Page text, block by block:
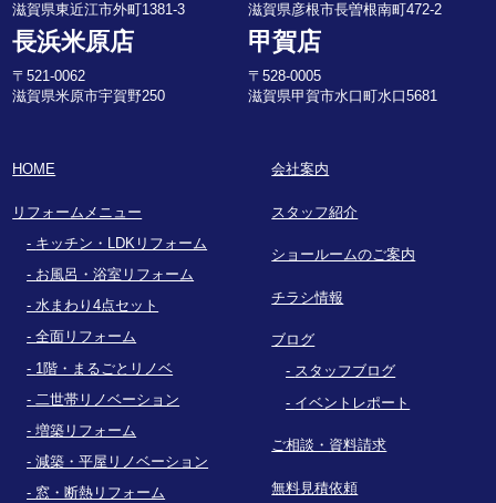
滋賀県東近江市外町1381-3
滋賀県彦根市長曽根南町472-2
長浜米原店
〒521-0062
滋賀県米原市宇賀野250
甲賀店
〒528-0005
滋賀県甲賀市水口町水口5681
HOME
リフォームメニュー
キッチン・LDKリフォーム
お風呂・浴室リフォーム
水まわり4点セット
全面リフォーム
1階・まるごとリノベ
二世帯リノベーション
増築リフォーム
減築・平屋リノベーション
窓・断熱リフォーム
会社案内
スタッフ紹介
ショールームのご案内
チラシ情報
ブログ
スタッフブログ
イベントレポート
ご相談・資料請求
無料見積依頼